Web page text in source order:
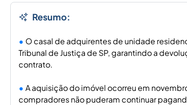
Resumo:
O casal de adquirentes de unidade
Tribunal de Justiça de SP, garantindo a
contrato.
A aquisição do imóvel ocorreu em
compradores não puderam continuar